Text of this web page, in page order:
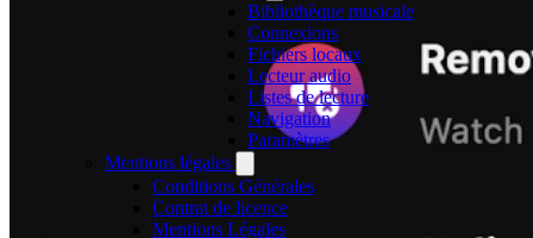
Bibliothèque musicale
Connexions
Fichiers locaux
Lecteur audio
Listes de lecture
Navigation
Paramètres
Mentions légales
Conditions Générales
Contrat de licence
Mentions Légales